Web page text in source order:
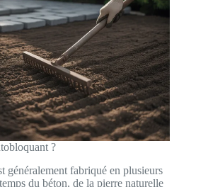
?
généralement fabriqué en plusieurs
du béton, de la pierre naturelle